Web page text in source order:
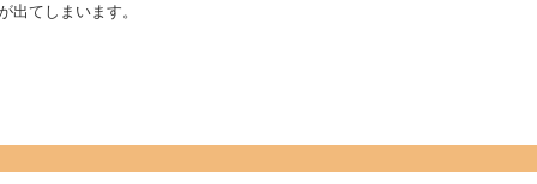
出てしまいます。